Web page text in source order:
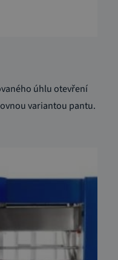
úhlu otevření
variantou pantu.